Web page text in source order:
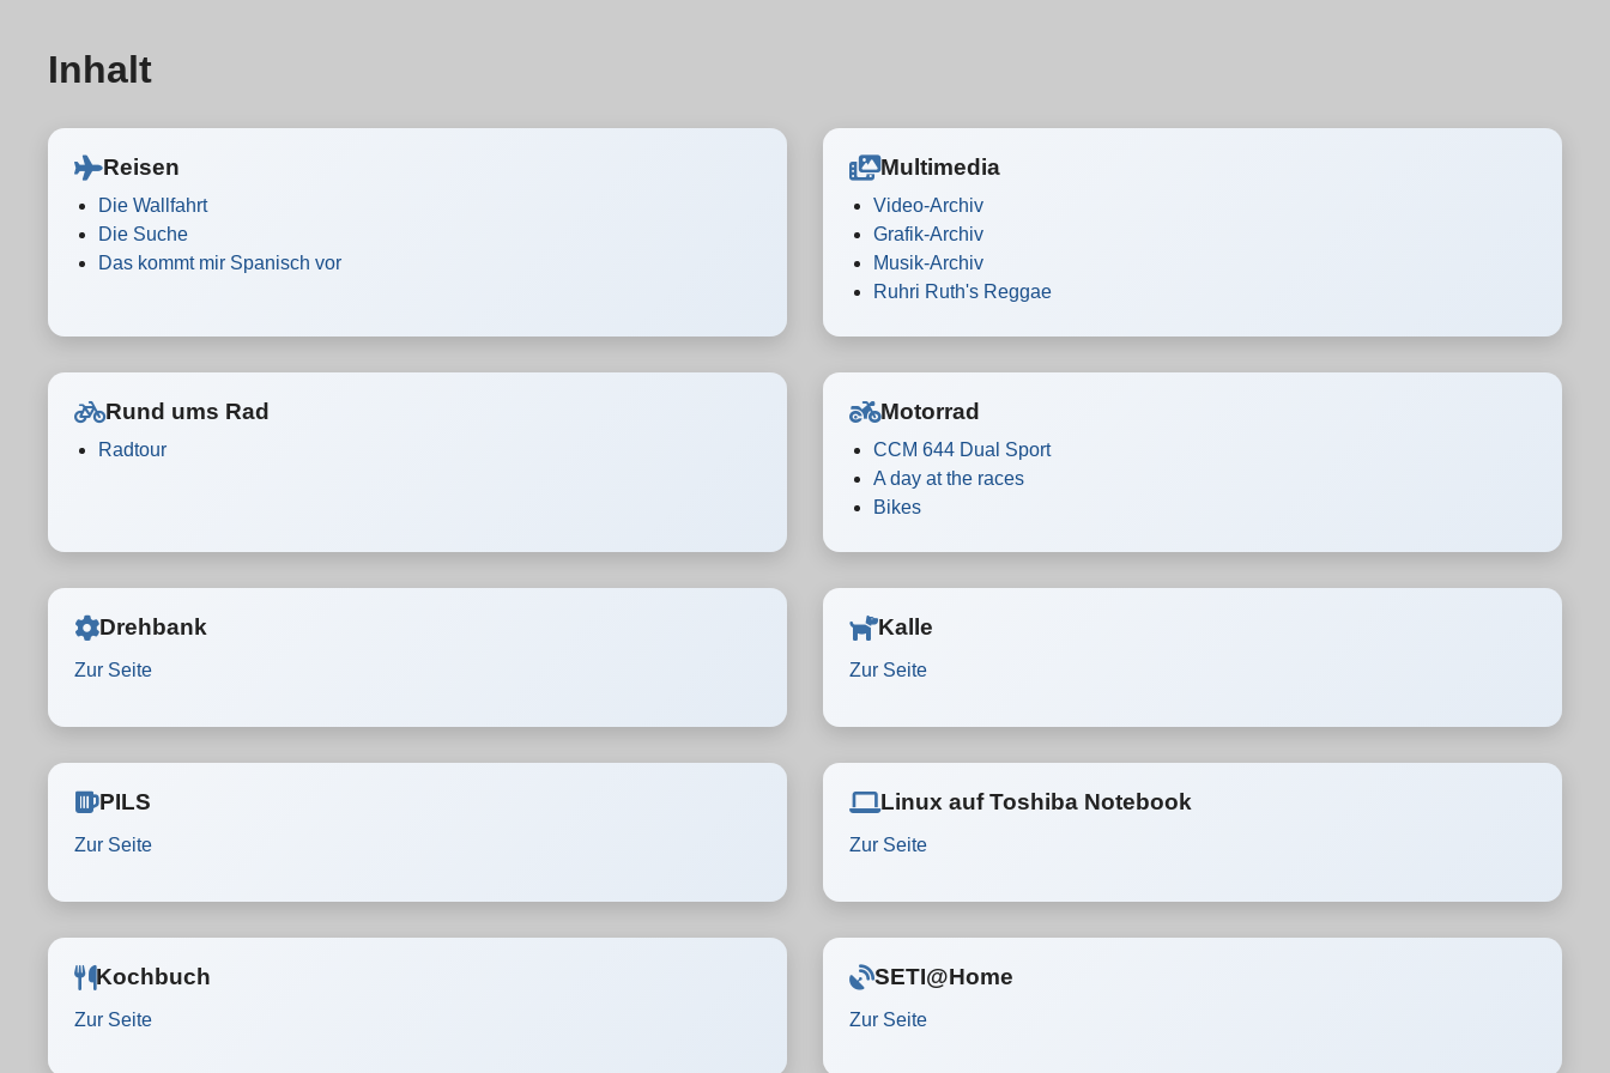
Inhalt
Reisen
Die Wallfahrt
Die Suche
Das kommt mir Spanisch vor
Multimedia
Video-Archiv
Grafik-Archiv
Musik-Archiv
Ruhri Ruth's Reggae
Rund ums Rad
Radtour
Motorrad
CCM 644 Dual Sport
A day at the races
Bikes
Drehbank
Zur Seite
Kalle
Zur Seite
PILS
Zur Seite
Linux auf Toshiba Notebook
Zur Seite
Kochbuch
Zur Seite
SETI@Home
Zur Seite